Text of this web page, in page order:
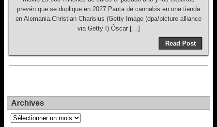
prevén que se duplique en 2027 Panta de cannabis en una tienda
en Alemania.Christian Charisius (Getty Image (dpa/picture alliance
via Getty I) Óscar […]
Read Post
Archives
Archives